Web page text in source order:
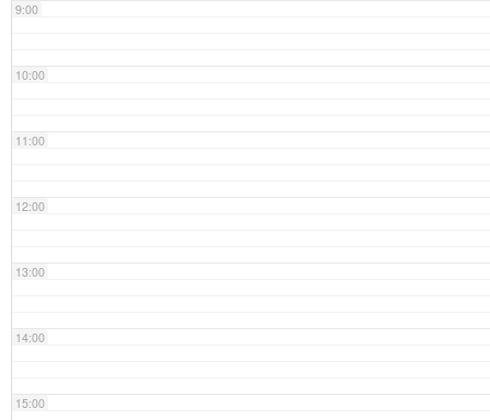
9:00
10:00
11:00
12:00
13:00
14:00
15:00